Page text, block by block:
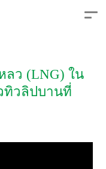
ลว (LNG) ใน
ทิวลิปบานที่